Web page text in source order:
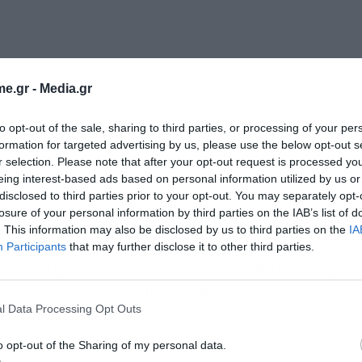
- Media.gr
opt-out of the sale, sharing to third parties, or processing of your
for targeted advertising by us, please use the below opt-out
selection. Please note that after your opt-out request is processed
interest-based ads based on personal information utilized by us
to third parties prior to your opt-out. You may separately
of your personal information by third parties on the IAB’s list of
This information may also be disclosed by us to third parties on the
Participants that may further disclose it to other third parties.
Data Processing Opt Outs
opt-out of the Sharing of my personal data.
προέλευση της συσκευής. Ενώ αρχικά το
στις ΗΠΑ, η υπόσχεση αυτή αποδείχθηκε
μαζική παραγωγή smartphone εντός της
ισχυρισμό «Made in USA», αντικαθιστώντας
τις αμερικανικές αξίες» και